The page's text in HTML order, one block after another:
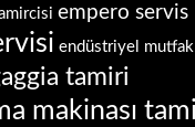
empero servis
endüstriyel mutfak
tamiri
makinası